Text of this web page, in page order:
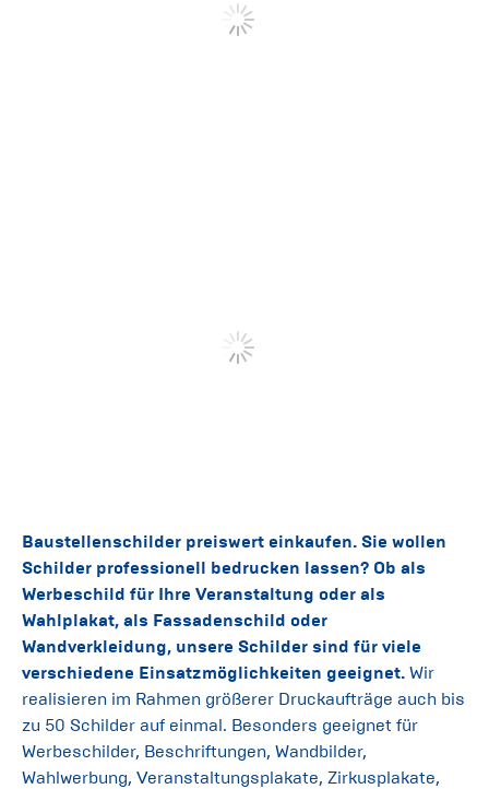
Baustellenschilder preiswert einkaufen. Sie wollen
Schilder professionell bedrucken lassen? Ob als
Werbeschild für Ihre Veranstaltung oder als
Wahlplakat, als Fassadenschild oder
Wandverkleidung, unsere Schilder sind für viele
verschiedene Einsatzmöglichkeiten geeignet. Wir
realisieren im Rahmen größerer Druckaufträge auch bis
zu 50 Schilder auf einmal. Besonders geeignet für
Werbeschilder, Beschriftungen, Wandbilder,
Wahlwerbung, Veranstaltungsplakate, Zirkusplakate,